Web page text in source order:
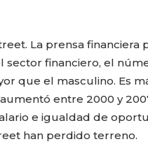
La prensa financiera
financiero, el
que el masculino. Es
entre 2000 y
e igualdad de
han perdido terreno.